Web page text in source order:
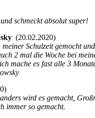
schmeckt absolut super!
(20.02.2020)
meiner Schulzeit gemocht
2 mal die Woche bei
mache es fast alle 3
wird es gemacht,
immer so gemacht.